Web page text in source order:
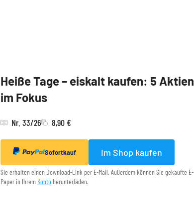
Heiße Tage – eiskalt kaufen: 5 Aktien
im Fokus
Nr. 33/26 8,90 €
Sofortkauf Im Shop kaufen
Sie erhalten einen Download-Link per E-Mail. Außerdem können Sie gekaufte E-
Paper in Ihrem Konto herunterladen.